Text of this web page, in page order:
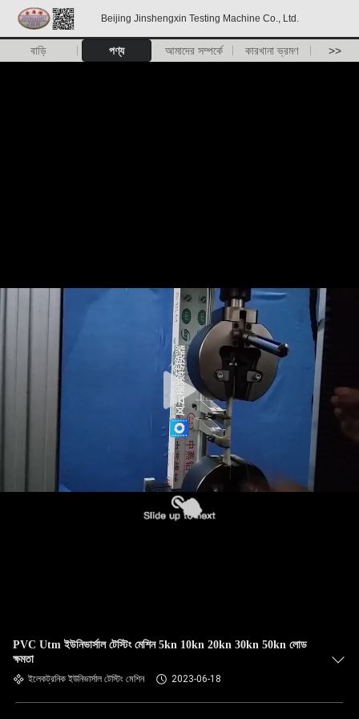
Beijing Jinshengxin Testing Machine Co., Ltd.
বাড়ি পণ্য আমাদের সম্পর্কে কারখানা ভ্রমণ >>
PVC Utm ​​ইউনিভার্সাল টেস্টিং মেশিন 5kn 10kn 20kn 30kn 50kn লোড
ক্ষমতা
ইলেকট্রনিক ইউনিভার্সাল টেস্টিং মেশিন 2023-06-18